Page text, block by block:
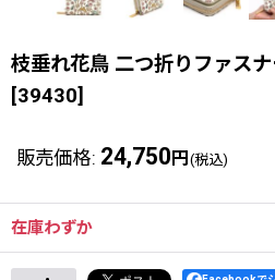
枝垂れ花鳥 二つ折りファスナ
[39430]
販売価格: 24,750 円 (税込)
在庫わずか